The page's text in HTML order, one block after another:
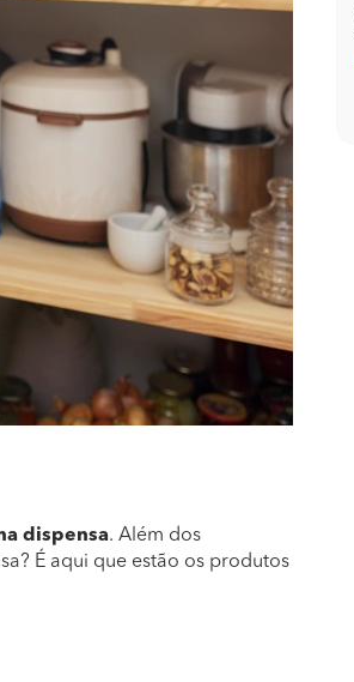
dispensa. Além dos
É aqui que estão os produtos